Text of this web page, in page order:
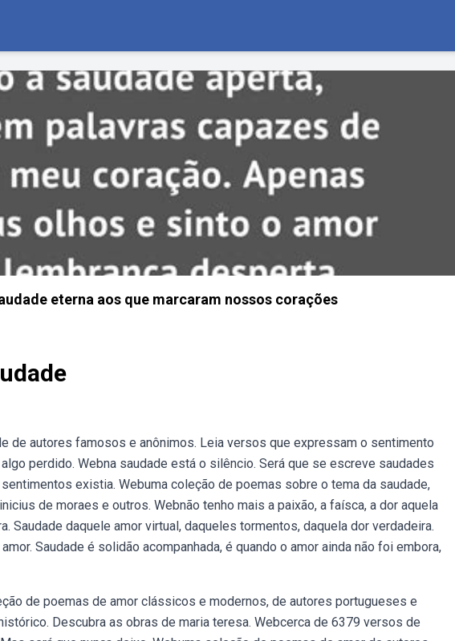
eterna aos que marcaram nossos corações
de autores famosos e anônimos. Leia versos que expressam o sentimento
perdido. Webna saudade está o silêncio. Será que se escreve saudades
existia. Webuma coleção de poemas sobre o tema da saudade,
de moraes e outros. Webnão tenho mais a paixão, a faísca, a dor aquela
Saudade daquele amor virtual, daqueles tormentos, daquela dor verdadeira.
Saudade é solidão acompanhada, é quando o amor ainda não foi embora,
de poemas de amor clássicos e modernos, de autores portugueses e
Descubra as obras de maria teresa. Webcerca de 6379 versos de